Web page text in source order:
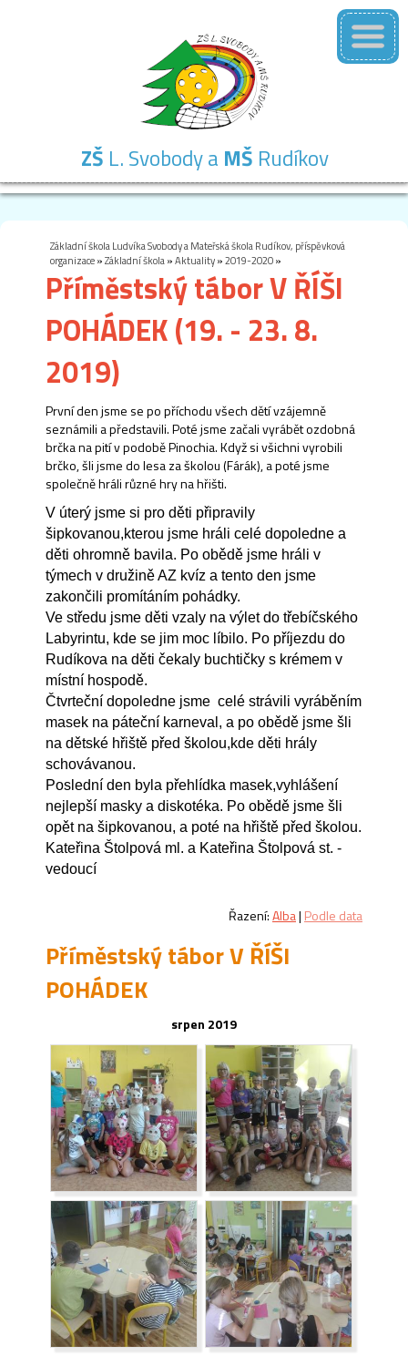
ZŠ L. Svobody a MŠ Rudíkov
Základní škola Ludvíka Svobody a Mateřská škola Rudíkov, příspěvková
organizace»Základní škola»Aktuality»2019-2020»
Příměstský tábor V ŘÍŠI
POHÁDEK (19. - 23. 8.
2019)
První den jsme se po příchodu všech dětí vzájemně
seznámili a představili. Poté jsme začali vyrábět ozdobná
brčka na pití v podobě Pinochia. Když si všichni vyrobili
brčko, šli jsme do lesa za školou (Fárák), a poté jsme
společně hráli různé hry na hřišti.
V úterý jsme si pro děti připravily
šipkovanou,kterou jsme hráli celé dopoledne a
děti ohromně bavila. Po obědě jsme hráli v
týmech v družině AZ kvíz a tento den jsme
zakončili promítáním pohádky.
Ve středu jsme děti vzaly na výlet do třebíčského
Labyrintu, kde se jim moc líbilo. Po příjezdu do
Rudíkova na děti čekaly buchtičky s krémem v
místní hospodě.
Čtvrteční dopoledne jsme celé strávili vyráběním
masek na páteční karneval, a po obědě jsme šli
na dětské hřiště před školou,kde děti hrály
schovávanou.
Poslední den byla přehlídka masek,vyhlášení
nejlepší masky a diskotéka. Po obědě jsme šli
opět na šipkovanou, a poté na hřiště před školou.
Kateřina Štolpová ml. a Kateřina Štolpová st. -
vedoucí
Řazení:Alba| Podle data
Příměstský tábor V ŘÍŠI
POHÁDEK
srpen 2019